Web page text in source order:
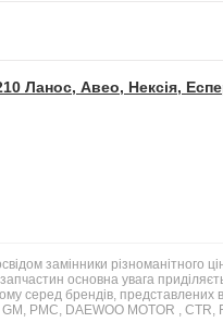
Ланос, Авео, Нексія,
замінники різноманітного
основна увага
серед брендів, представлених в
PMC, DAEWOO MOTOR , CTR,